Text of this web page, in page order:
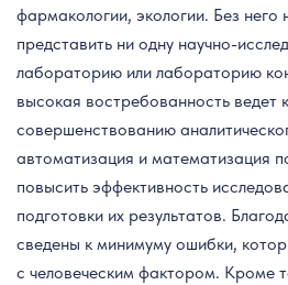
фармакологии, экологии. Без него
представить ни одну научно-
лабораторию или лабораторию
высокая востребованность ведет
совершенствованию
автоматизация и математизация
повысить эффективность
подготовки их результатов.
сведены к минимуму ошибки,
с человеческим фактором. Кроме